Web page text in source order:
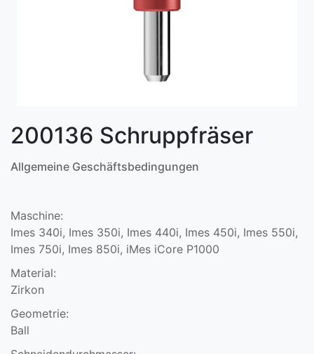
200136 Schruppfräser
Allgemeine Geschäftsbedingungen
Maschine:
Imes 340i, Imes 350i, Imes 440i, Imes 450i, Imes 550i,
Imes 750i, Imes 850i, iMes iCore P1000
Material:
Zirkon
Geometrie:
Ball